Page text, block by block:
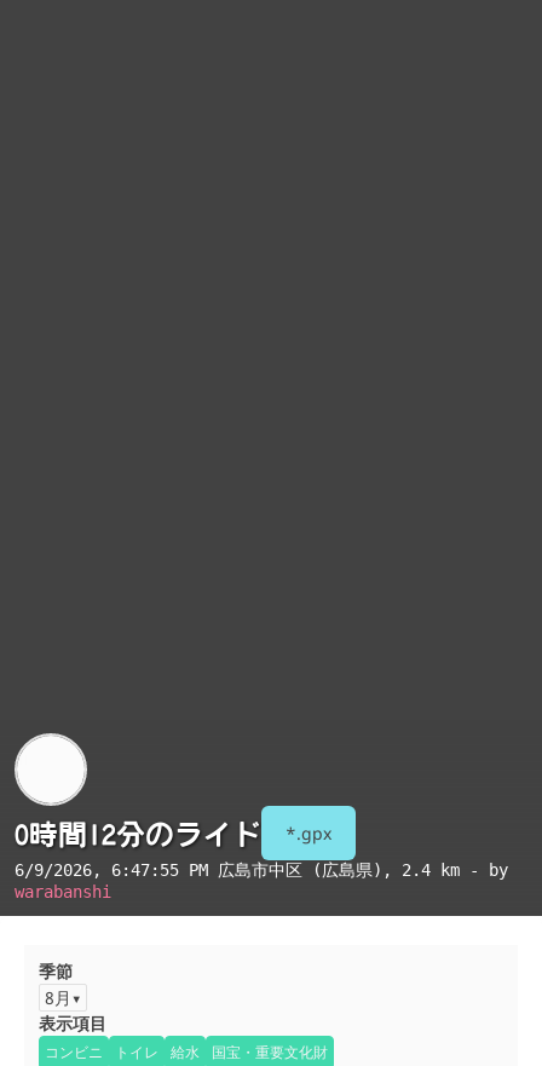
0時間12分のライド *.gpx
6/9/2026, 6:47:55 PM 広島市中区 (広島県) , 2.4 km - by
warabanshi
季節
8月
表示項目
コンビニ トイレ 給水 国宝・重要文化財